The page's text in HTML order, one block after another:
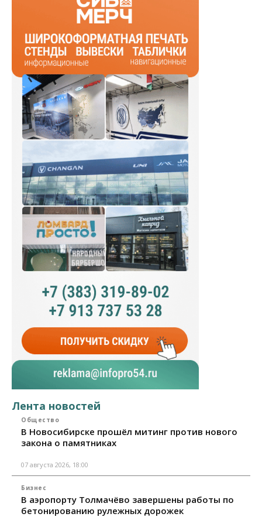
Лента новостей
Общество
В Новосибирске прошёл митинг против нового
закона о памятниках
07 августа 2026, 18:00
Бизнес
В аэропорту Толмачёво завершены работы по
бетонированию рулежных дорожек